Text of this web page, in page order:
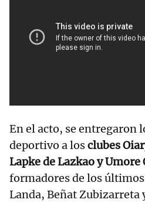
En el acto, se entregaron
deportivo a losclubes
Lapke de Lazkao y Umore
formadores de los
Landa, Beñat Zubizarreta